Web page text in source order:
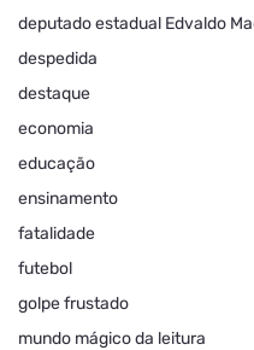
deputado estadual Edvaldo
despedida
destaque
economia
educação
ensinamento
fatalidade
futebol
golpe frustado
mundo mágico da leitura